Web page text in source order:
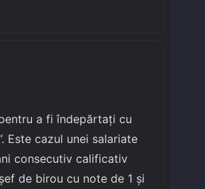
a fi îndepărtați cu
Este cazul unei salariate
consecutiv calificativ
de birou cu note de 1 și